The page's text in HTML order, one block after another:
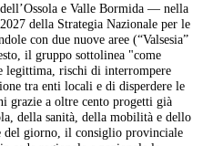
e Valle Bormida — nella
della Strategia Nazionale per le
con due nuove aree (“Valsesia”
il gruppo sottolinea "come
legittima, rischi di interrompere
tra enti locali e di disperdere le
grazie a oltre cento progetti già
della sanità, della mobilità e dello
del giorno, il consiglio provinciale